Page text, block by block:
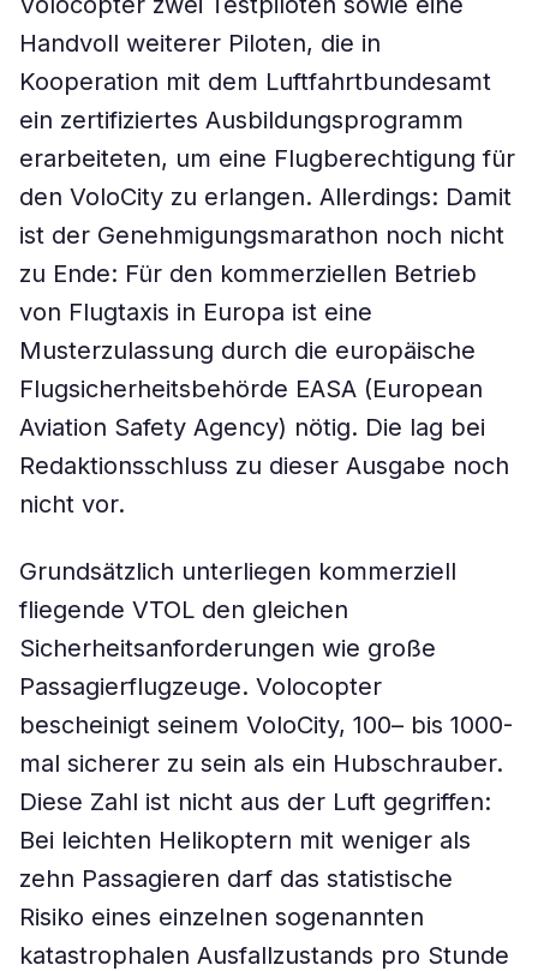
Handvoll weiterer Piloten, die in
Kooperation mit dem Luftfahrtbundesamt
ein zertifiziertes Ausbildungsprogramm
erarbeiteten, um eine Flugberechtigung für
den VoloCity zu erlangen. Allerdings: Damit
ist der Genehmigungsmarathon noch nicht
zu Ende: Für den kommerziellen Betrieb
von Flugtaxis in Europa ist eine
Musterzulassung durch die europäische
Flugsicherheitsbehörde EASA (European
Aviation Safety Agency) nötig. Die lag bei
Redaktionsschluss zu dieser Ausgabe noch
nicht vor.
Grundsätzlich unterliegen kommerziell
fliegende VTOL den gleichen
Sicherheitsanforderungen wie große
Passagierflugzeuge. Volocopter
bescheinigt seinem VoloCity, 100– bis 1000-
mal sicherer zu sein als ein Hubschrauber.
Diese Zahl ist nicht aus der Luft gegriffen:
Bei leichten Helikoptern mit weniger als
zehn Passagieren darf das statistische
Risiko eines einzelnen sogenannten
katastrophalen Ausfallzustands pro Stunde